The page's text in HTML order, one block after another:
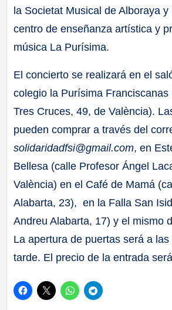
la Societat Musical de Alboraya y
centro de enseñanza artística y
música La Purísima.
El concierto se realizará en el
colegio la Purísima Franciscanas
Tres Cruces, 49, de València).
pueden comprar a través del
solidaridadfsi@gmail.com, en
Bellesa (calle Profesor Ángel
València) en el Café de Mamá
Alabarta, 23), en la Falla San
Andreu Alabarta, 17) y el mismo
La apertura de puertas será a
tarde. El precio de la entrada